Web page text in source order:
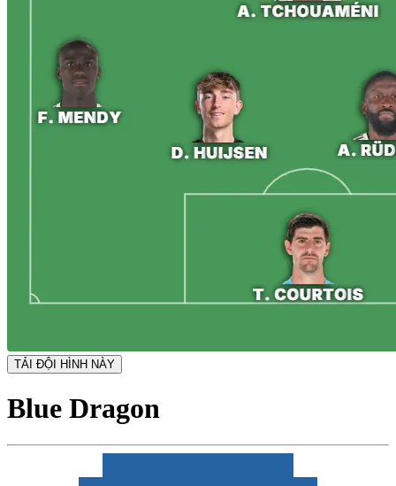
TẢI ĐỘI HÌNH NÀY
Blue Dragon